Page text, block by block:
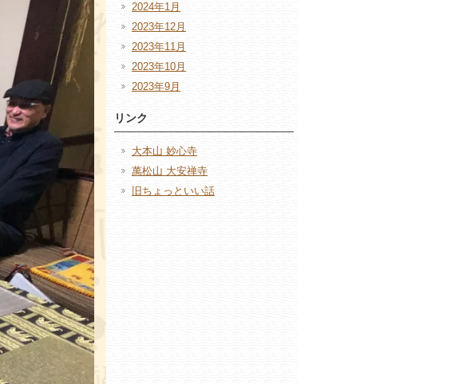
2024年1月
2023年12月
2023年11月
2023年10月
2023年9月
リンク
大本山 妙心寺
萬松山 大安禅寺
旧ちょっといい話